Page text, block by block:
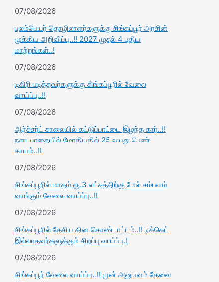
07/08/2026
புலம்பெயர் தொழிலாளர்களுக்கு சிங்கப்பூர் அரசின்
முக்கிய அறிவிப்பு..!! 2027 முதல் 4 புதிய
மாற்றங்கள்..!
07/08/2026
டிகிரி படித்தவர்களுக்கு சிங்கப்பூரில் வேலை
வாய்ப்பு..!!
07/08/2026
ஆர்ச்சர்ட் சாலையில் கட்டுப்பாட்டை இழந்த கார்..!!
நடைபாதையில் மோதியதில் 25 வயது பெண்
காயம்..!!
07/08/2026
சிங்கப்பூரில் மாதம் ரூ.3 லட்சத்திற்கு மேல் சம்பளம்
வாங்கும் வேலை வாய்ப்பு..!!
07/08/2026
சிங்கப்பூரில் தேசிய தின கொண்டாட்டம்..!! டிக்கெட்
இல்லாதவர்களுக்கும் சிறப்பு வாய்ப்பு.!
07/08/2026
சிங்கப்பூர் வேலை வாய்ப்பு..!! முன் அனுபவம் தேவை